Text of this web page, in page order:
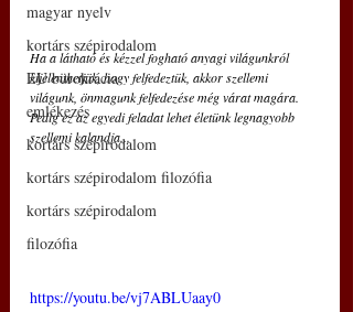
magyar nyelv
kortárs szépirodalom
EU bürokrácia
emlékezés
kortárs szépirodalom
kortárs szépirodalom filozófia
kortárs szépirodalom
filozófia
Ha a látható és kézzel fogható anyagi világunkról
kijelenthetjük, hogy felfedeztük, akkor szellemi
világunk, önmagunk felfedezése még várat magára.
Pedig ez az egyedi feladat lehet életünk legnagyobb
szellemi kalandja...
https://youtu.be/vj7ABLUaay0